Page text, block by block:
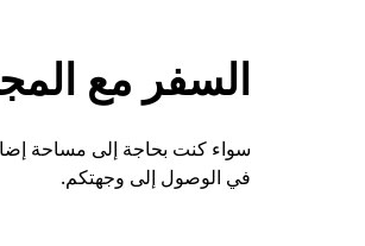
السفر مع
سواء كنت بحاجة إلى مساحة
في الوصول إلى وجهتكم.